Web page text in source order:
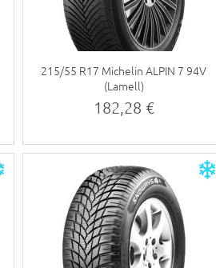
215/55 R17 Michelin ALPIN 7 94V
(Lamell)
182,28 €